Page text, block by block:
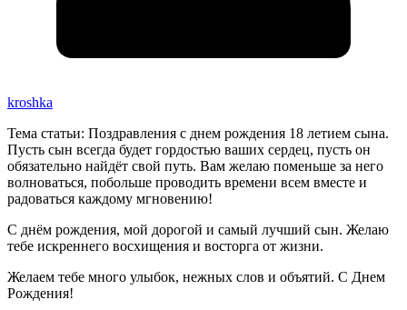
kroshka
Тема статьи: Поздравления с днем рождения 18 летием сына.
Пусть сын всегда будет гордостью ваших сердец, пусть он
обязательно найдёт свой путь. Вам желаю поменьше за него
волноваться, побольше проводить времени всем вместе и
радоваться каждому мгновению!
С днём рождения, мой дорогой и самый лучший сын. Желаю
тебе искреннего восхищения и восторга от жизни.
Желаем тебе много улыбок, нежных слов и объятий. С Днем
Рождения!